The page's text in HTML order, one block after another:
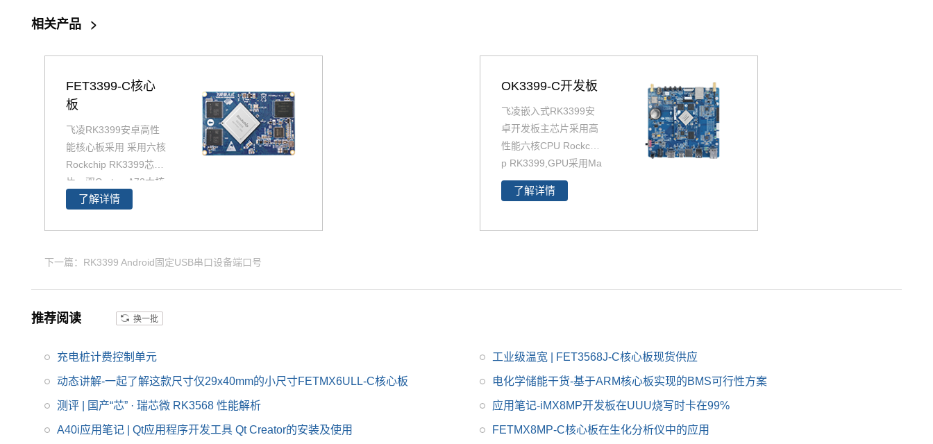
相关产品 >
FET3399-C核心
板
飞凌RK3399安卓高性
能核心板采用 采用六核
Rockchip RK3399芯
片，双Cortex-A72大核
+四Cortex-A53小核结
存等作了大幅优化，在
面积三个方面提升。以
板方案及其性能做具体
399系列核心板有兴
了解详情
OK3399-C开发板
飞凌嵌入式RK3399安
卓开发板主芯片采用高
性能六核CPU Rockchi
p RK3399,GPU采用Ma
il-T860四核 GPU，RK
3399作为目RK产品线
表，可满足人脸识别设
飞凌RK3399开发板为
发难度，开放了底板原
理图，并提供了RK339
9用户手册、芯片手
了解详情
下一篇：RK3399 Android固定USB串口设备端口号
推荐阅读 换一批
充电桩计费控制单元 工业级温宽 | FET3568J-C核心板现货供应
动态讲解-一起了解这款尺寸仅29x40mm的小尺寸FETMX6ULL-C核心板 电化学储能干货-基于ARM核心板实现的BMS可行性方案
测评 | 国产“芯” · 瑞芯微 RK3568 性能解析 应用笔记-iMX8MP开发板在UUU烧写时卡在99%
A40i应用笔记 | Qt应用程序开发工具 Qt Creator的安装及使用 FETMX8MP-C核心板在生化分析仪中的应用